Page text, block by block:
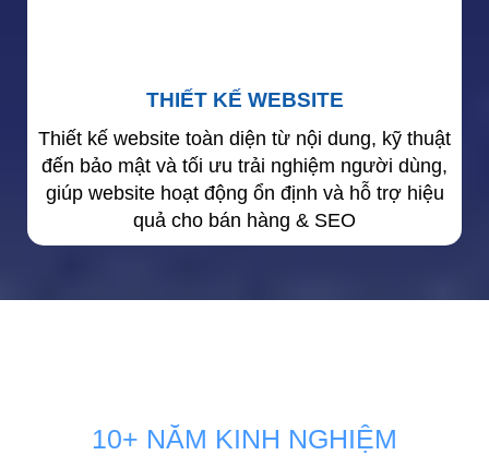
THIẾT KẾ WEBSITE
Thiết kế website toàn diện từ nội dung, kỹ thuật
đến bảo mật và tối ưu trải nghiệm người dùng,
giúp website hoạt động ổn định và hỗ trợ hiệu
quả cho bán hàng & SEO
10+ NĂM KINH NGHIỆM